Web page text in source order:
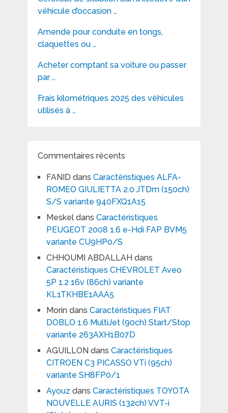
véhicule d’occasion …
Amende pour conduite en tongs,
claquettes ou …
Acheter comptant sa voiture ou passer
par …
Frais kilométriques 2025 des véhicules
utilisés à …
Commentaires récents
FANID dans Caractéristiques ALFA-
ROMEO GIULIETTA 2.0 JTDm (150ch)
S/S variante 940FXQ1A15
Meskeldans Caractéristiques
PEUGEOT 2008 1.6 e-Hdi FAP BVM5
variante CU9HP0/S
CHHOUMI ABDALLAH dans
Caractéristiques CHEVROLET Aveo
5P 1.2 16v (86ch) variante
KL1TKHBE1AAA5
Morindans Caractéristiques FIAT
DOBLO 1.6 MultiJet (90ch) Start/Stop
variante 263AXH1B07D
AGUILLON dans Caractéristiques
CITROEN C3 PICASSO VTi (95ch)
variante SH8FP0/1
Ayouz dans Caractéristiques TOYOTA
NOUVELLE AURIS (132ch) VVT-i